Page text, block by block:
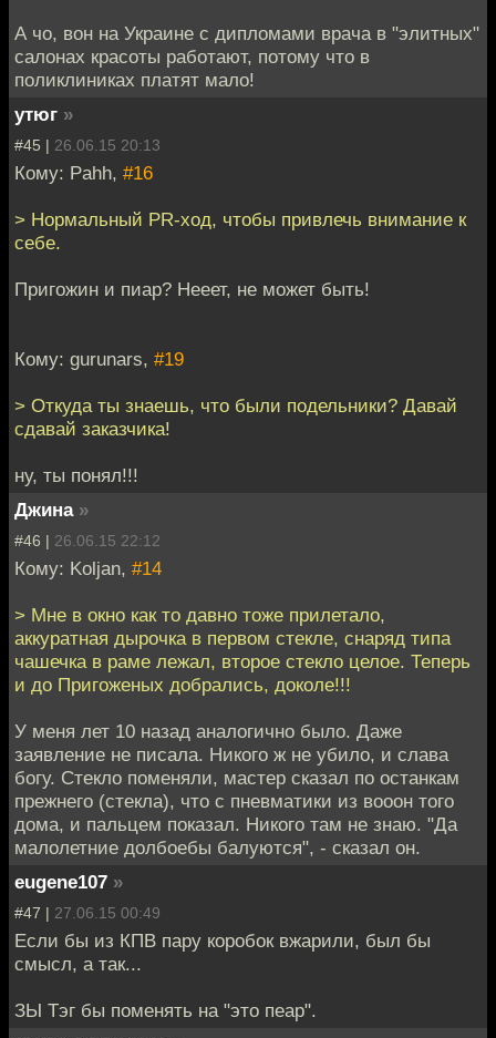
А чо, вон на Украине с дипломами врача в "элитных"
салонах красоты работают, потому что в
поликлиниках платят мало!
утюг »
#45 | 26.06.15 20:13
Кому: Pahh, #16
> Нормальный PR-ход, чтобы привлечь внимание к
себе.
Пригожин и пиар? Нееет, не может быть!
Кому: gurunars, #19
> Откуда ты знаешь, что были подельники? Давай
сдавай заказчика!
ну, ты понял!!!
Джина »
#46 | 26.06.15 22:12
Кому: Koljan, #14
> Мне в окно как то давно тоже прилетало,
аккуратная дырочка в первом стекле, снаряд типа
чашечка в раме лежал, второе стекло целое. Теперь
и до Пригоженых добрались, доколе!!!
У меня лет 10 назад аналогично было. Даже
заявление не писала. Никого ж не убило, и слава
богу. Стекло поменяли, мастер сказал по останкам
прежнего (стекла), что с пневматики из вооон того
дома, и пальцем показал. Никого там не знаю. "Да
малолетние долбоебы балуются", - сказал он.
eugene107 »
#47 | 27.06.15 00:49
Если бы из КПВ пару коробок вжарили, был бы
смысл, а так...
ЗЫ Тэг бы поменять на "это пеар".